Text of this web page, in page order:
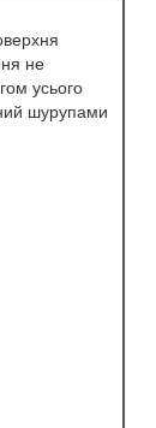
не
усього
шурупами